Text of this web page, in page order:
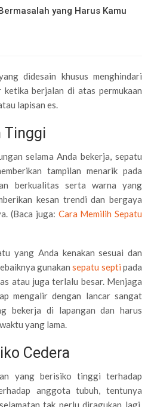
yang Harus Kamu
didesain khusus menghindari
berjalan di atas permukaan
lapisan es.
Tinggi
selama Anda bekerja, sepatu
tampilan menarik pada
berkualitas serta warna yang
kesan trendi dan bergaya
(Baca juga: Cara Memilih Sepatu
yang Anda kenakan sesuai dan
gunakansepatu septi pada
atau juga terlalu besar. Menjaga
mengalir dengan lancar sangat
bekerja di lapangan dan harus
yang lama.
Cedera
yang berisiko tinggi terhadap
anggota tubuh, tentunya
tak perlu diragukan lagi.